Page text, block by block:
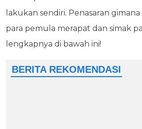
lakukan sendiri. Penasaran gimana
para pemula merapat dan simak
lengkapnya di bawah ini!